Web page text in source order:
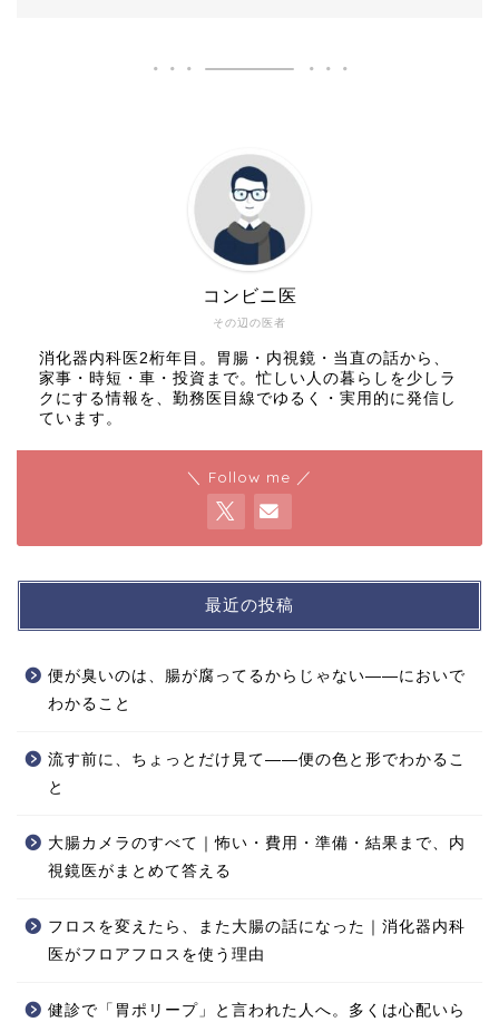
その辺の医者
コンビニ医
消化器内科医2桁年目。胃腸・内視鏡・当直の話から、
家事・時短・車・投資まで。忙しい人の暮らしを少しラ
クにする情報を、勤務医目線でゆるく・実用的に発信し
ています。
＼ Follow me ／
最近の投稿
便が臭いのは、腸が腐ってるからじゃない——においで
わかること
流す前に、ちょっとだけ見て——便の色と形でわかるこ
と
大腸カメラのすべて｜怖い・費用・準備・結果まで、内
視鏡医がまとめて答える
フロスを変えたら、また大腸の話になった｜消化器内科
医がフロアフロスを使う理由
健診で「胃ポリープ」と言われた人へ。多くは心配いら